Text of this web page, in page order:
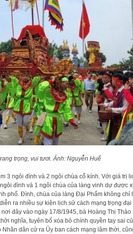
trọng, vui tươi. Ảnh: Nguyễn Huế
3 ngôi đình và 2 ngôi chùa cổ kính. Với giá trị
đình và 1 ngôi chùa của làng vinh dự được
phố. Đình, chùa của làng Đại Phẩm không chỉ
ra nhiều sự kiện lịch sử cách mạng trọng đại
đây vào ngày 17/8/1945, bà Hoàng Thị Thảo
nghĩa, tuyên bố xóa bỏ chính quyền tay sai
dân cử ra Ủy ban cách mạng lâm thời,